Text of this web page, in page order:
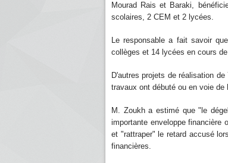
Mourad Rais et Baraki,
scolaires, 2 CEM et 2 lycées.
Le responsable a fait savoir
collèges et 14 lycées en cours
D'autres projets de réalisation
travaux ont débuté ou en voie
M. Zoukh a estimé que "le
importante enveloppe financière
et "rattraper" le retard accusé
financières.